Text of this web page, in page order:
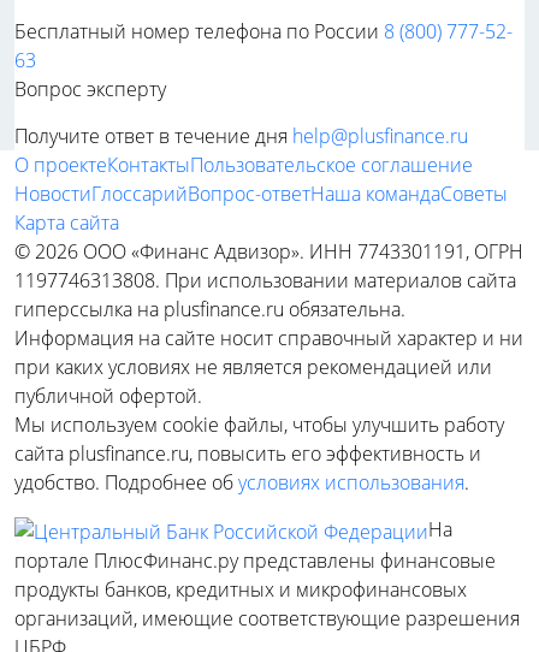
Бесплатный номер телефона по России 8 (800) 777-52-
63
Вопрос эксперту
Получите ответ в течение дня help@plusfinance.ru
О проектеКонтактыПользовательское соглашение
НовостиГлоссарийВопрос-ответНаша командаСоветы
Карта сайта
© 2026 ООО «Финанс Адвизор». ИНН 7743301191, ОГРН
1197746313808. При использовании материалов сайта
гиперссылка на plusfinance.ru обязательна.
Информация на сайте носит справочный характер и ни
при каких условиях не является рекомендацией или
публичной офертой.
Мы используем cookie файлы, чтобы улучшить работу
сайта plusfinance.ru, повысить его эффективность и
удобство. Подробнее обусловиях использования.
На
портале ПлюсФинанс.ру представлены финансовые
продукты банков, кредитных и микрофинансовых
организаций, имеющие соответствующие разрешения